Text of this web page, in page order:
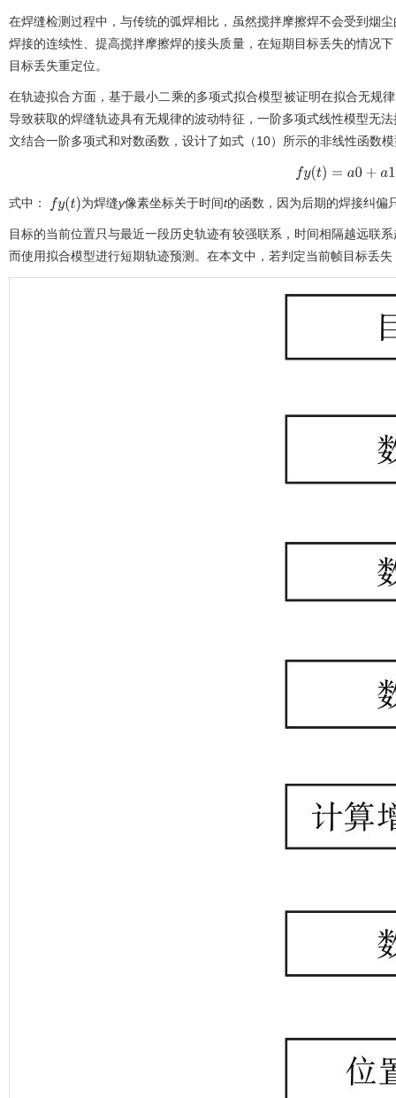
在焊缝检测过程中，与传统的弧焊相比，虽然搅拌摩擦焊不会受到烟
焊接的连续性、提高搅拌摩擦焊的接头质量，在短期目标丢失的情况
目标丢失重定位。
在轨迹拟合方面，基于最小二乘的多项式拟合模型被证明在拟合无规
导致获取的焊缝轨迹具有无规律的波动特征，一阶多项式线性模型无
文结合一阶多项式和对数函数，设计了如式（10） 所示的非线性函数
fy(t)=a 0+ a1t +a 2ln
式中：
fy(t) 为焊缝y像素坐标关于时间t的函数，因为后期的焊接纠偏
目标的当前位置只与最近一段历史轨迹有较强联系，时间相隔越远联
而使用拟合模型进行短期轨迹预测。在本文中，若判定当前帧目标丢